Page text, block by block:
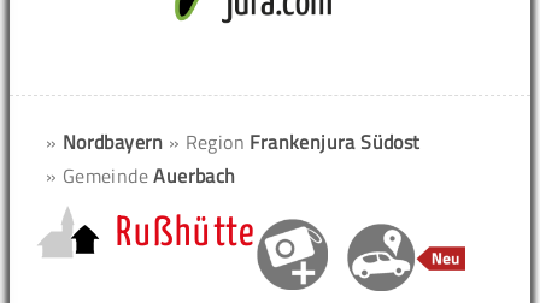
» Nordbayern » Region Frankenjura Südost
» GemeindeAuerbach
Rußhütte